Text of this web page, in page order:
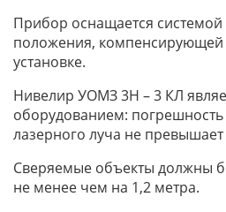
Прибор оснащается системой
положения, компенсирующей
установке.
Нивелир УОМЗ 3Н – 3 КЛ
оборудованием:
лазерного луча не
Сверяемые объекты должны
не менее чем на 1,2 метра.